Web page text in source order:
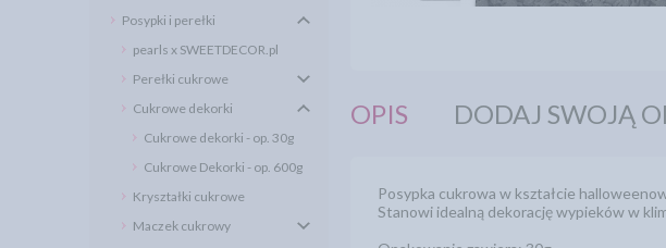
Posypki i perełki
pearls x SWEETDECOR.pl
Perełki cukrowe
Cukrowe dekorki
Cukrowe dekorki - op. 30g
Cukrowe Dekorki - op. 600g
Kryształki cukrowe
Maczek cukrowy
OPIS DODAJ SWOJĄ
Posypka cukrowa w kształcie
Stanowi idealną dekorację wypieków w